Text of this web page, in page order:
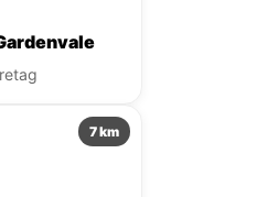
7 km